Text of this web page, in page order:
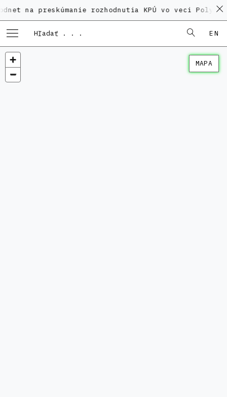
rozhodnutia KPÚ vo veci Polyfunkčného
EN
MAPA